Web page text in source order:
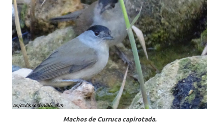
Machos de Curruca capirotada.